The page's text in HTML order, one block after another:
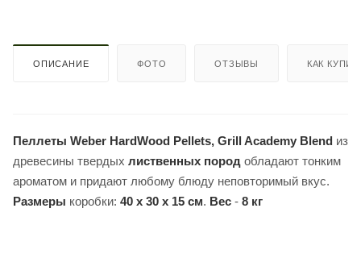
ОПИСАНИЕ ФОТО ОТЗЫВЫ КАК
Пеллеты Weber HardWood Pellets, Grill Academy Blend из
древесины твердых лиственных пород обладают тонким
ароматом и придают любому блюду неповторимый вкус.
Размеры коробки: 40 x 30 x 15 см. Вес - 8 кг